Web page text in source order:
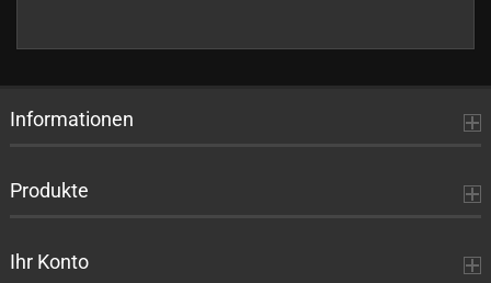
EIN.
Informationen
Produkte
Ihr Konto